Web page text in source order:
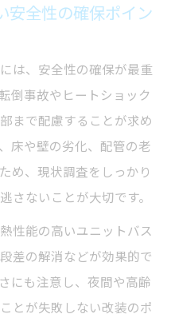
安全性の確保ポイン
は、安全性の確保が最重
倒事故やヒートショック
まで配慮することが求め
床や壁の劣化、配管の老
め、現状調査をしっかり
さないことが大切です。
性能の高いユニットバス
差の解消などが効果的で
にも注意し、夜間や高齢
とが失敗しない改装のポ